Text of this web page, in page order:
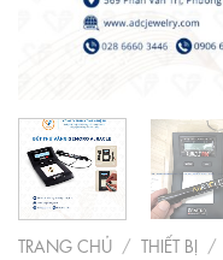
TRANG CHỦ / THIẾT BỊ /